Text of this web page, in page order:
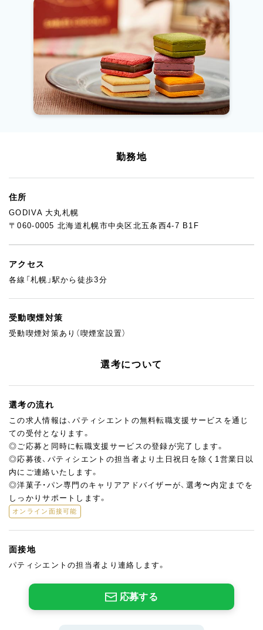
勤務地
住所
GODIVA 大丸札幌
〒060-0005 北海道札幌市中央区北五条西4-7 B1F
アクセス
各線「札幌」駅から徒歩3分
受動喫煙対策
受動喫煙対策あり（喫煙室設置）
選考について
選考の流れ
この求人情報は、パティシエントの無料転職支援サービスを通じ
ての受付となります。
◎ご応募と同時に転職支援サービスの登録が完了します。
◎応募後、パティシエントの担当者より土日祝日を除く1営業日以
内にご連絡いたします。
◎洋菓子・パン専門のキャリアアドバイザーが、選考〜内定までを
しっかりサポートします。
オンライン面接可能
面接地
パティシエントの担当者より連絡します。
応募する